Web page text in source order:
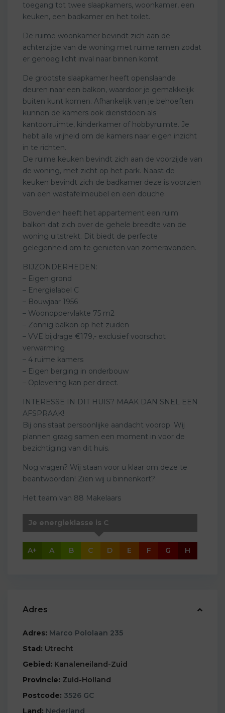
toegang tot twee slaapkamers, woonkamer, een
keuken, een badkamer en het toilet.
De ruime woonkamer bevindt zich aan de
achterzijde van de woning met ruime ramen zodat
er genoeg licht inval naar binnen komt.
De grootste slaapkamer heeft openslaande
deuren naar een balkon, waardoor je gemakkelijk
buiten kunt komen. Afhankelijk van je behoeften
kunnen de kamers ook dienstdoen als
kantoorruimte, kinderkamer of hobbyruimte. Je
hebt alle vrijheid om de kamers naar eigen inzicht
in te richten.
De ruime keuken bevindt zich aan de voorzijde van
de woning, met zicht op het park. Naast de
keuken bevindt zich de badkamer deze is voorzien
van een wastafelmeubel en een douche.
Bovendien heeft het appartement een ruim
balkon dat zich over de gehele breedte van de
woning uitstrekt. Dit biedt de perfecte
gelegenheid om te genieten van zomeravonden.
BIJZONDERHEDEN:
– Eigen grond
– Energielabel C
– Bouwjaar 1956
– Woonoppervlakte 75 m2
– Zonnig balkon op het zuiden
– VVE bijdrage €179,- exclusief voorschot
verwarming
– 4 ruime kamers
– Eigen berging in onderbouw
– Oplevering kan per direct.
INTERESSE IN DIT HUIS? MAAK DAN SNEL EEN
AFSPRAAK!
Bij ons staat persoonlijke aandacht voorop. Wij
plannen graag samen een moment in voor de
bezichtiging van dit huis.
Nog vragen? Wij staan voor u klaar om deze te
beantwoorden! Zien wij u binnenkort?
Het team van 88 Makelaars
A+ A B
Je energieklasse is C
C D E F G H
Adres
Adres: Marco Pololaan 235
Stad: Utrecht
Gebied: Kanaleneiland-Zuid
Provincie: Zuid-Holland
Postcode: 3526 GC
Land: Nederland